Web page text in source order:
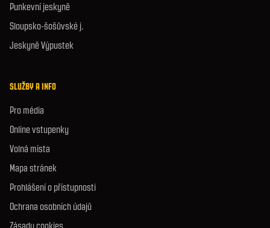
Punkevní jeskyně
Sloupsko-šošůvské j.
Jeskyně Výpustek
SLUŽBY A INFO
Pro média
Online vstupenky
Volná místa
Mapa stránek
Prohlášení o přístupnosti
Ochrana osobních údajů